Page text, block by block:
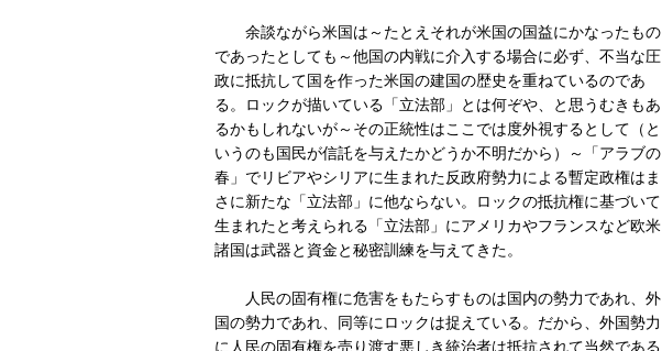
余談ながら米国は～たとえそれが米国の国益にかなったもの
であったとしても～他国の内戦に介入する場合に必ず、不当な圧
政に抵抗して国を作った米国の建国の歴史を重ねているのであ
る。ロックが描いている「立法部」とは何ぞや、と思うむきもあ
るかもしれないが～その正統性はここでは度外視するとして（と
いうのも国民が信託を与えたかどうか不明だから）～「アラブの
春」でリビアやシリアに生まれた反政府勢力による暫定政権はま
さに新たな「立法部」に他ならない。ロックの抵抗権に基づいて
生まれたと考えられる「立法部」にアメリカやフランスなど欧米
諸国は武器と資金と秘密訓練を与えてきた。
人民の固有権に危害をもたらすものは国内の勢力であれ、外
国の勢力であれ、同等にロックは捉えている。だから、外国勢力
に人民の固有権を売り渡す悪しき統治者は抵抗されて当然である